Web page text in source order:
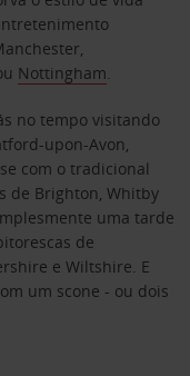
Nottingham
no tempo visitando
upon-Avon,
com o tradicional
de Brighton, Whitby
uma tarde
de
e Wiltshire. E
um scone - ou dois